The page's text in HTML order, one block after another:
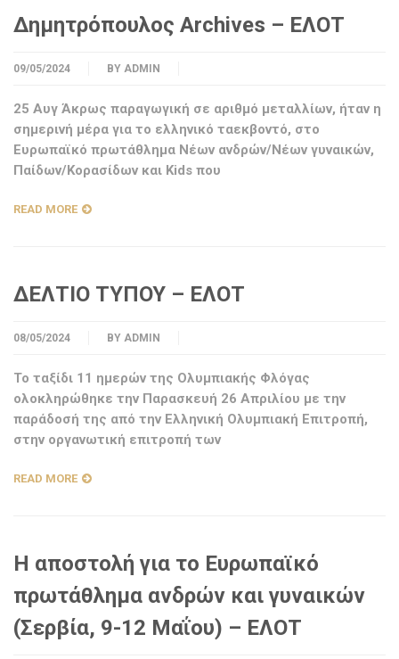
Δημητρόπουλος Archives – ΕΛΟΤ
09/05/2024 BY ADMIN
25 Αυγ Άκρως παραγωγική σε αριθμό μεταλλίων, ήταν η
σημερινή μέρα για το ελληνικό ταεκβοντό, στο
Ευρωπαϊκό πρωτάθλημα Νέων ανδρών/Νέων γυναικών,
Παίδων/Κορασίδων και Kids που
READ MORE
ΔΕΛΤΙΟ ΤΥΠΟΥ – ΕΛΟΤ
08/05/2024 BY ADMIN
Το ταξίδι 11 ημερών της Ολυμπιακής Φλόγας
ολοκληρώθηκε την Παρασκευή 26 Απριλίου με την
παράδοσή της από την Ελληνική Ολυμπιακή Επιτροπή,
στην οργανωτική επιτροπή των
READ MORE
H αποστολή για το Ευρωπαϊκό
πρωτάθλημα ανδρών και γυναικών
(Σερβία, 9-12 Μαΐου) – ΕΛΟΤ